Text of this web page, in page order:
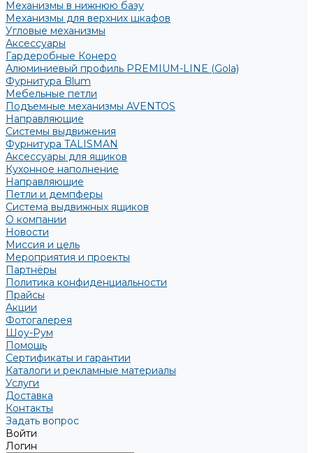
Механизмы в нижнюю базу
Механизмы для верхних шкафов
Угловые механизмы
Аксессуары
Гардеробные Конеро
Алюминиевый профиль PREMIUM-LINE (Gola)
Фурнитура Blum
Мебельные петли
Подъемные механизмы AVENTOS
Направляющие
Системы выдвижения
Фурнитура TALISMAN
Аксессуары для ящиков
Кухонное наполнение
Направляющие
Петли и демпферы
Система выдвижных ящиков
О компании
Новости
Миссия и цель
Мероприятия и проекты
Партнёры
Политика конфиденциальности
Прайсы
Акции
Фотогалерея
Шоу-Рум
Помощь
Сертификаты и гарантии
Каталоги и рекламные материалы
Услуги
Доставка
Контакты
Задать вопрос
Войти
Логин